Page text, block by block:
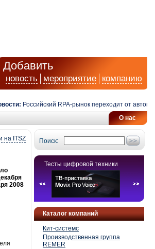
Добавить
новость мероприятие компанию
Российский RPA-рынок переходит от
О нас
Поиск:
Тесты цифровой техники
Каталог компаний
Кит-системс
Производственная группа
REMER
на ITSZ
2008